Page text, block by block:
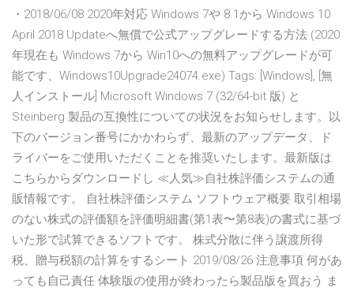
・2018/06/08 2020年対応 Windows 7や 8.1から Windows 10
April 2018 Updateへ無償で公式アップグレードする方法 (2020
年現在も Windows 7から Win10への無料アップグレードが可
能です、Windows10Upgrade24074.exe) Tags: [Windows], [無
人インストール] Microsoft Windows 7 (32/64-bit 版) と
Steinberg 製品の互換性についての状況をお知らせします。以
下のバージョン番号にかかわらず、最新のアップデータ、ド
ライバーをご使用いただくことを推奨いたします。最新版は
こちらからダウンロードし ≪人気≫自社株評価システムの通
販情報です。 自社株評価システム ソフトウェア概要 取引相場
のない株式の評価額を評価明細書(第1表〜第8表)の書式に基づ
いた形で試算できるソフトです。 株式分散に伴う譲渡所得
税、贈与税額の計算をするシート 2019/08/26 注意事項 何があ
っても自己責任 体験版の使用が終わったら製品版を買おう ま